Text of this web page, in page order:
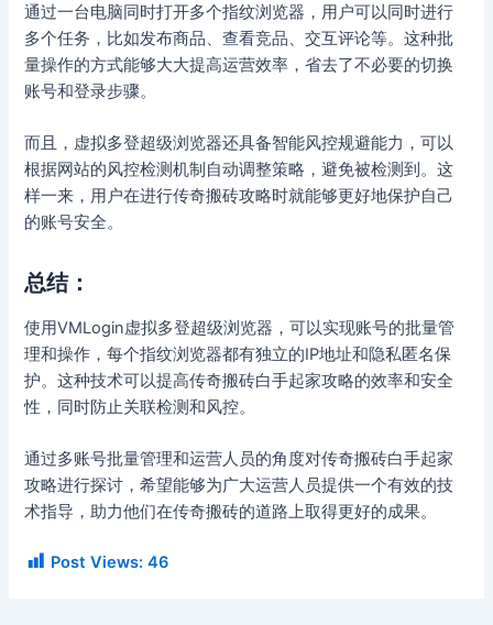
通过一台电脑同时打开多个指纹浏览器，用户可以同时进行
多个任务，比如发布商品、查看竞品、交互评论等。这种批
量操作的方式能够大大提高运营效率，省去了不必要的切换
账号和登录步骤。
而且，虚拟多登超级浏览器还具备智能风控规避能力，可以
根据网站的风控检测机制自动调整策略，避免被检测到。这
样一来，用户在进行传奇搬砖攻略时就能够更好地保护自己
的账号安全。
总结：
使用VMLogin虚拟多登超级浏览器，可以实现账号的批量管
理和操作，每个指纹浏览器都有独立的IP地址和隐私匿名保
护。这种技术可以提高传奇搬砖白手起家攻略的效率和安全
性，同时防止关联检测和风控。
通过多账号批量管理和运营人员的角度对传奇搬砖白手起家
攻略进行探讨，希望能够为广大运营人员提供一个有效的技
术指导，助力他们在传奇搬砖的道路上取得更好的成果。
Post Views: 46